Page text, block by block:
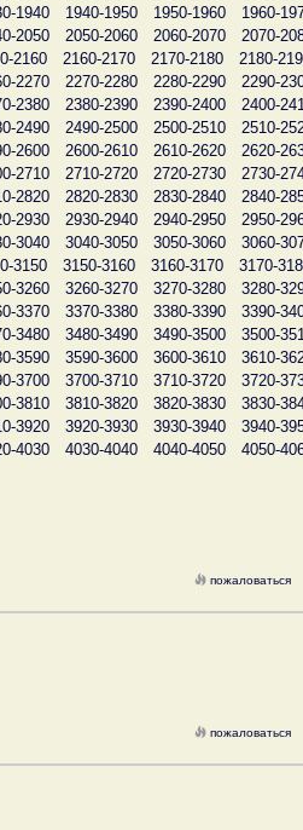
1940 1940-1950 1950-1960 1960-
2050 2050-2060 2060-2070 2070-
2160 2160-2170 2170-2180 2180-
2270 2270-2280 2280-2290 2290-
2380 2380-2390 2390-2400 2400-
2490 2490-2500 2500-2510 2510-
2600 2600-2610 2610-2620 2620-
2710 2710-2720 2720-2730 2730-
2820 2820-2830 2830-2840 2840-
2930 2930-2940 2940-2950 2950-
3040 3040-3050 3050-3060 3060-
3150 3150-3160 3160-3170 3170-
3260 3260-3270 3270-3280 3280-
3370 3370-3380 3380-3390 3390-
3480 3480-3490 3490-3500 3500-
3590 3590-3600 3600-3610 3610-
3700 3700-3710 3710-3720 3720-
3810 3810-3820 3820-3830 3830-
3920 3920-3930 3930-3940 3940-
4030 4030-4040 4040-4050 4050-
пожаловаться
пожаловаться